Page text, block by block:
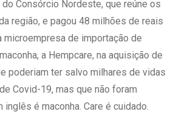
Consórcio Nordeste, que reúne os
região, e pagou 48 milhões de reais
microempresa de importação de
a Hempcare, na aquisição de
poderiam ter salvo milhares de vidas
Covid-19, mas que não foram
inglês é maconha. Care é cuidado.